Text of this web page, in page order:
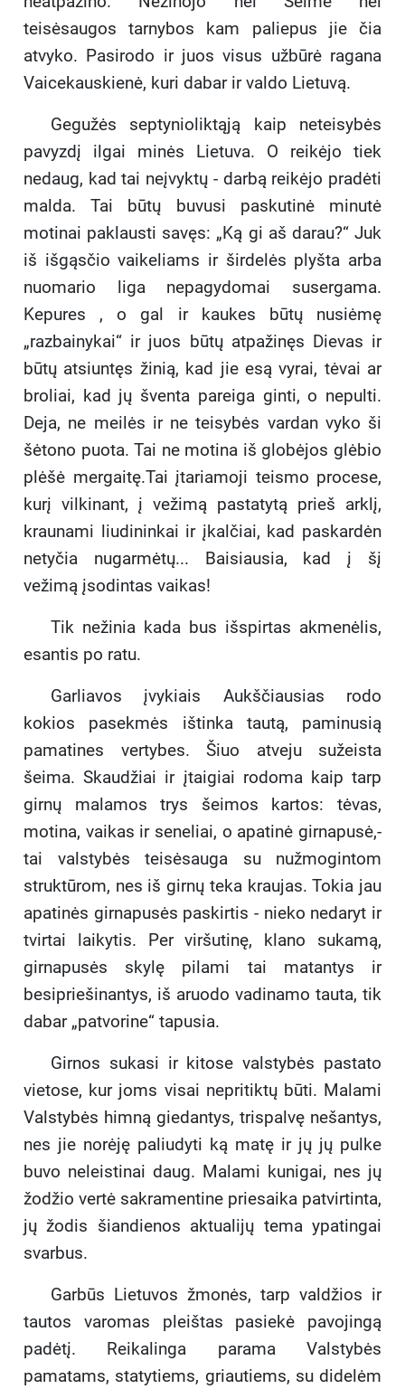
teisėsaugos tarnybos kam paliepus jie čia
atvyko. Pasirodo ir juos visus užbūrė ragana
Vaicekauskienė, kuri dabar ir valdo Lietuvą.
Gegužės septynioliktąją kaip neteisybės
pavyzdį ilgai minės Lietuva. O reikėjo tiek
nedaug, kad tai neįvyktų - darbą reikėjo pradėti
malda. Tai būtų buvusi paskutinė minutė
motinai paklausti savęs: „Ką gi aš darau?“ Juk
iš išgąsčio vaikeliams ir širdelės plyšta arba
nuomario liga nepagydomai susergama.
Kepures , o gal ir kaukes būtų nusiėmę
„razbainykai“ ir juos būtų atpažinęs Dievas ir
būtų atsiuntęs žinią, kad jie esą vyrai, tėvai ar
broliai, kad jų šventa pareiga ginti, o nepulti.
Deja, ne meilės ir ne teisybės vardan vyko ši
šėtono puota. Tai ne motina iš globėjos glėbio
plėšė mergaitę.Tai įtariamoji teismo procese,
kurį vilkinant, į vežimą pastatytą prieš arklį,
kraunami liudininkai ir įkalčiai, kad paskardėn
netyčia nugarmėtų... Baisiausia, kad į šį
vežimą įsodintas vaikas!
Tik nežinia kada bus išspirtas akmenėlis,
esantis po ratu.
Garliavos įvykiais Aukščiausias rodo
kokios pasekmės ištinka tautą, paminusią
pamatines vertybes. Šiuo atveju sužeista
šeima. Skaudžiai ir įtaigiai rodoma kaip tarp
girnų malamos trys šeimos kartos: tėvas,
motina, vaikas ir seneliai, o apatinė girnapusė,-
tai valstybės teisėsauga su nužmogintom
struktūrom, nes iš girnų teka kraujas. Tokia jau
apatinės girnapusės paskirtis - nieko nedaryt ir
tvirtai laikytis. Per viršutinę, klano sukamą,
girnapusės skylę pilami tai matantys ir
besipriešinantys, iš aruodo vadinamo tauta, tik
dabar „patvorine“ tapusia.
Girnos sukasi ir kitose valstybės pastato
vietose, kur joms visai nepritiktų būti. Malami
Valstybės himną giedantys, trispalvę nešantys,
nes jie norėję paliudyti ką matę ir jų jų pulke
buvo neleistinai daug. Malami kunigai, nes jų
žodžio vertė sakramentine priesaika patvirtinta,
jų žodis šiandienos aktualijų tema ypatingai
svarbus.
Garbūs Lietuvos žmonės, tarp valdžios ir
tautos varomas pleištas pasiekė pavojingą
padėtį. Reikalinga parama Valstybės
pamatams, statytiems, griautiems, su didelėm